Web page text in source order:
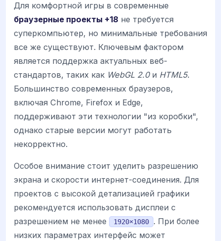
Для комфортной игры в современные
браузерные проекты +18 не требуется
суперкомпьютер, но минимальные требования
все же существуют. Ключевым фактором
является поддержка актуальных веб-
стандартов, таких как WebGL 2.0и HTML5.
Большинство современных браузеров,
включая Chrome, Firefox и Edge,
поддерживают эти технологии "из коробки",
однако старые версии могут работать
некорректно.
Особое внимание стоит уделить разрешению
экрана и скорости интернет-соединения. Для
проектов с высокой детализацией графики
рекомендуется использовать дисплеи с
разрешением не менее
1920×1080
. При более
низких параметрах интерфейс может